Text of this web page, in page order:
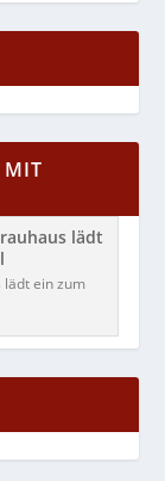
MIT
lädt ein zum